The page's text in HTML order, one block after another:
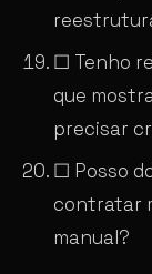
☐ Tenho
que
precisar
☐ Posso
contratar
manual?